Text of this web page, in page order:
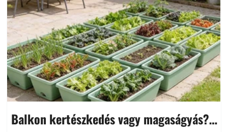
Balkon kertészkedés vagy magaságyás?